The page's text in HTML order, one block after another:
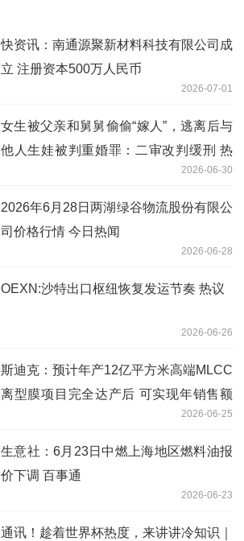
快资讯：南通源聚新材料科技有限公司成
立 注册资本500万人民币
2026-07-01
女生被父亲和舅舅偷偷“嫁人”，逃离后与
他人生娃被判重婚罪：二审改判缓刑 热
2026-06-30
2026年6月28日两湖绿谷物流股份有限公
司价格行情 今日热闻
2026-06-28
OEXN:沙特出口枢纽恢复发运节奏 热议
2026-06-26
斯迪克：预计年产12亿平方米高端MLCC
离型膜项目完全达产后 可实现年销售额
2026-06-25
生意社：6月23日中燃上海地区燃料油报
价下调 百事通
2026-06-23
通讯！趁着世界杯热度，来讲讲冷知识｜